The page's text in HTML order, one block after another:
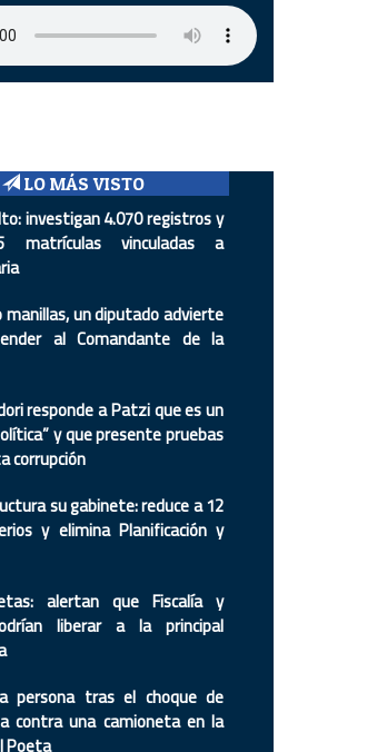
LO MÁS VISTO
investigan 4.070 registros y
matrículas vinculadas a
un diputado advierte
al Comandante de la
responde a Patzi que es un
y que presente pruebas
corrupción
su gabinete: reduce a 12
y elimina Planificación y
alertan que Fiscalía y
liberar a la principal
persona tras el choque de
contra una camioneta en la